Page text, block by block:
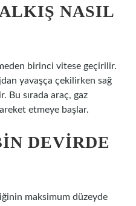
NASIL
birinci vitese geçirilir.
yavaşça çekilirken sağ
Bu sırada araç, gaz
etmeye başlar.
DEVIRDE
maksimum düzeyde